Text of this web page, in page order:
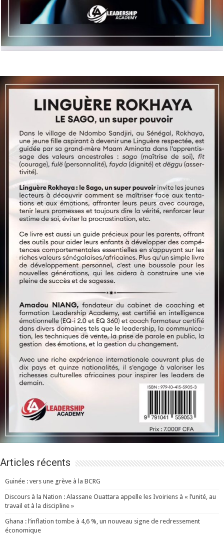
Articles récents
Guinée : vers une grève à la BCRG
Discours à la Nation : Alassane Ouattara appelle les Ivoiriens à « l’unité, au
travail et à la discipline »
Ghana : l’inflation tombe à 4,6 %, un nouveau signe de redressement
économique